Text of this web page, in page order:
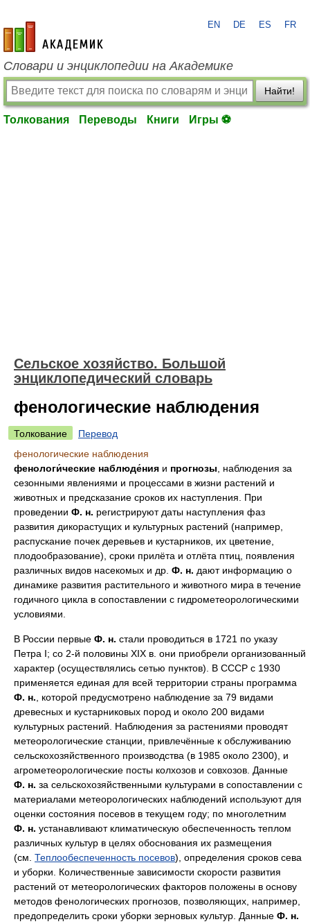
academic.ru
EN DE ES FR
Словари и энциклопедии на Академике
Найти!
Толкования Переводы Книги Игры ⚽
Сельское хозяйство. Большой
энциклопедический словарь
фенологические наблюдения
Толкование
Перевод
фенологические наблюдения
фенологи́ческие наблюде́ния и прогнозы , наблюдения за
сезонными явлениями и процессами в жизни растений и
животных и предсказание сроков их наступления. При
проведении Ф. н. регистрируют даты наступления фаз
развития дикорастущих и культурных растений (например,
распускание почек деревьев и кустарников, их цветение,
плодообразование), сроки прилёта и отлёта птиц, появления
различных видов насекомых и др. Ф. н. дают информацию о
динамике развития растительного и животного мира в течение
годичного цикла в сопоставлении с гидрометеорологическими
условиями.
В России первые Ф. н. стали проводиться в 1721 по указу
Петра I; со 2-й половины XIX в. они приобрели организованный
характер (осуществлялись сетью пунктов). В СССР с 1930
применяется единая для всей территории страны программа
Ф. н. , которой предусмотрено наблюдение за 79 видами
древесных и кустарниковых пород и около 200 видами
культурных растений. Наблюдения за растениями проводят
метеорологические станции, привлечённые к обслуживанию
сельскохозяйственного производства (в 1985 около 2300), и
агрометеорологические посты колхозов и совхозов. Данные
Ф. н. за сельскохозяйственными культурами в сопоставлении с
материалами метеорологических наблюдений используют для
оценки состояния посевов в текущем году; по многолетним
Ф. н. устанавливают климатическую обеспеченность теплом
различных культур в целях обоснования их размещения
(см. Теплообеспеченность посевов), определения сроков сева
и уборки. Количественные зависимости скорости развития
растений от метеорологических факторов положены в основу
методов фенологических прогнозов, позволяющих, например,
предопределить сроки уборки зерновых культур. Данные Ф. н.